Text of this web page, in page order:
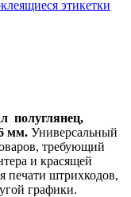
этикетки
полуглянец,
мм. Универсальный
требующий
и красящей
печати штрихкодов,
графики.